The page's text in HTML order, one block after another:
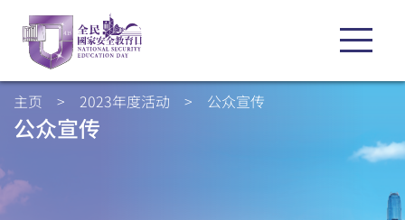
主页 > 2023年度活动 > 公众宣传
公众宣传